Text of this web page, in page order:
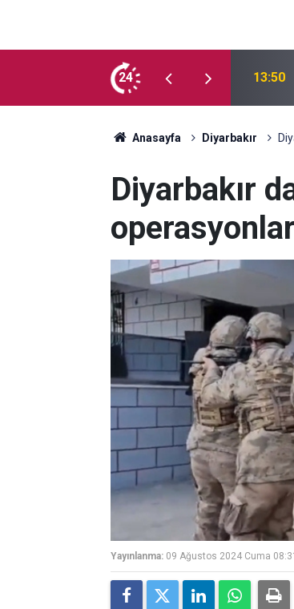
24
avı objektiflere yansıdı 13:35
Anasayfa Diyarbakır
Diyarbakır
Yayınlanma: 09 Ağustos 2024 Cuma 08:31